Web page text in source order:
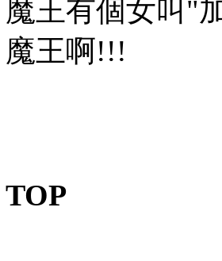
魔王有個女叫"
魔王啊!!!
TOP